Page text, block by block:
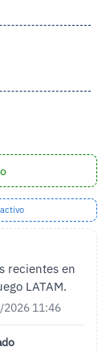
recientes en
LATAM.
11:46